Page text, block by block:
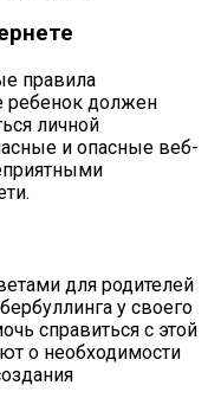
правила
ребенок должен
личной
и опасные веб-
для родителей
у своего
справиться с этой
о необходимости